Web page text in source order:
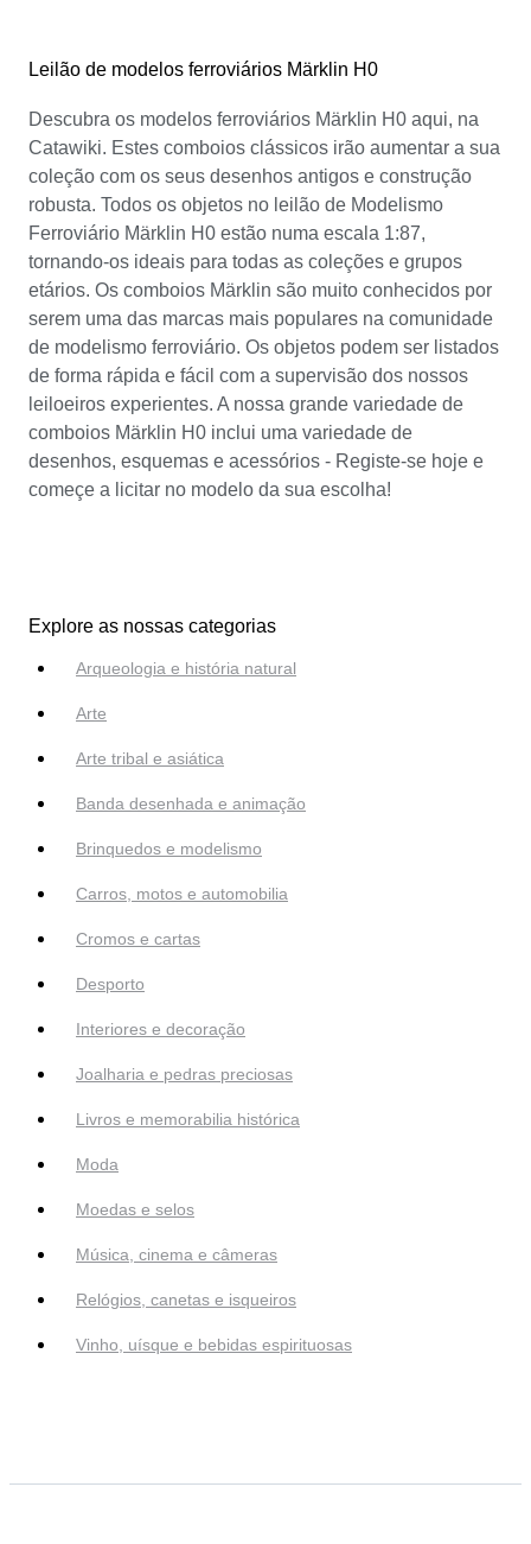
Leilão de modelos ferroviários Märklin H0
Descubra os modelos ferroviários Märklin H0 aqui, na
Catawiki. Estes comboios clássicos irão aumentar a sua
coleção com os seus desenhos antigos e construção
robusta. Todos os objetos no leilão de Modelismo
Ferroviário Märklin H0 estão numa escala 1:87,
tornando-os ideais para todas as coleções e grupos
etários. Os comboios Märklin são muito conhecidos por
serem uma das marcas mais populares na comunidade
de modelismo ferroviário. Os objetos podem ser listados
de forma rápida e fácil com a supervisão dos nossos
leiloeiros experientes. A nossa grande variedade de
comboios Märklin H0 inclui uma variedade de
desenhos, esquemas e acessórios - Registe-se hoje e
começe a licitar no modelo da sua escolha!
Explore as nossas categorias
Arqueologia e história natural
Arte
Arte tribal e asiática
Banda desenhada e animação
Brinquedos e modelismo
Carros, motos e automobilia
Cromos e cartas
Desporto
Interiores e decoração
Joalharia e pedras preciosas
Livros e memorabilia histórica
Moda
Moedas e selos
Música, cinema e câmeras
Relógios, canetas e isqueiros
Vinho, uísque e bebidas espirituosas